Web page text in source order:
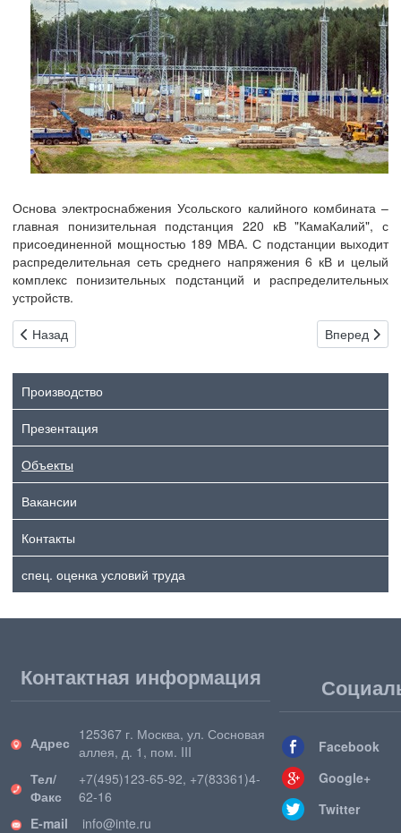
Основа электроснабжения Усольского калийного комбината –
главная понизительная подстанция 220 кВ "КамаКалий", с
присоединенной мощностью 189 МВА. С подстанции выходит
распределительная сеть среднего напряжения 6 кВ и целый
комплекс понизительных подстанций и распределительных
устройств.
Предыдущий: ПС "Тамбовская № 8"
Назад Вперед
Производство
Презентация
Объекты
Вакансии
Контакты
спец. оценка условий труда
Контактная информация
Адрес 125367 г. Москва, ул. Сосновая
аллея, д. 1, пом. III
Тел/
Факс
+7(495)123-65-92, +7(83361)4-
62-16
E-mail
info@inte.ru
Facebook
Google+
Twitter